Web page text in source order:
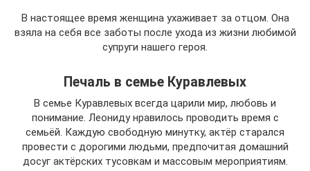
В настоящее время женщина ухаживает за отцом. Она
взяла на себя все заботы после ухода из жизни любимой
супруги нашего героя.
Печаль в семье Куравлевых
В семье Куравлевых всегда царили мир, любовь и
понимание. Леониду нравилось проводить время с
семьёй. Каждую свободную минутку, актёр старался
провести с дорогими людьми, предпочитая домашний
досуг актёрских тусовкам и массовым мероприятиям.